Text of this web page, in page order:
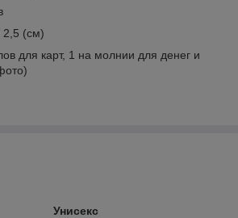
2,5 (см)
для карт, 1 на молнии для денег и
Унисекс